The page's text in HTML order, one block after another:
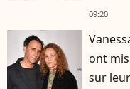
09:20
ont
sur